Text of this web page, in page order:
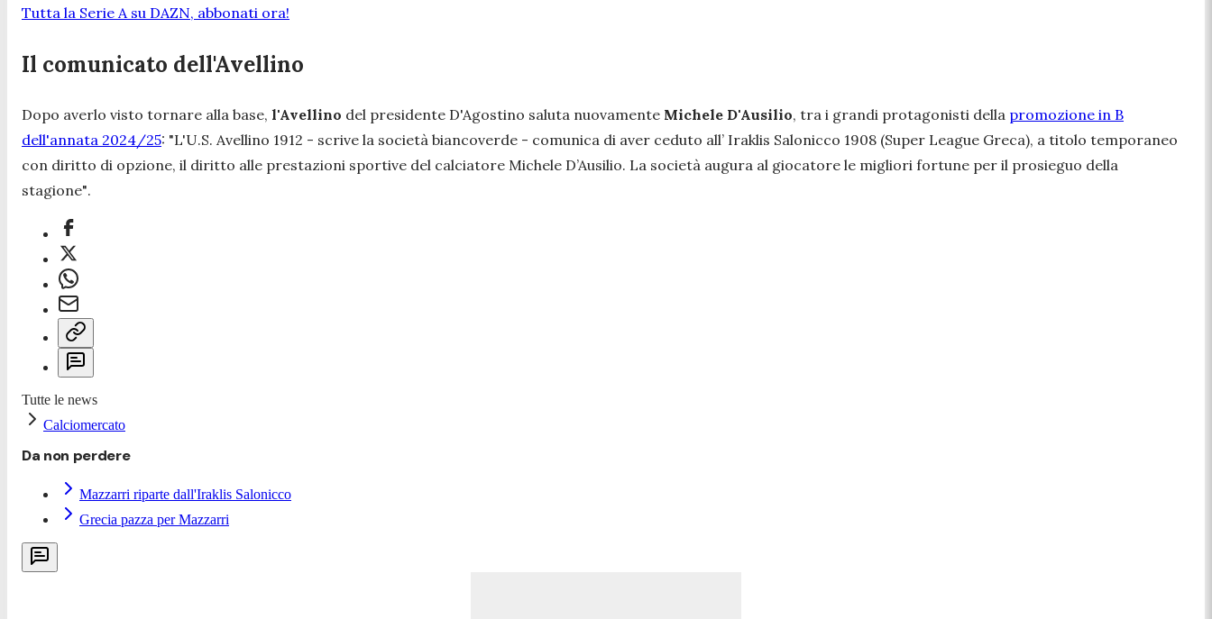
Tutta la Serie A su DAZN, abbonati ora!
Il comunicato dell'Avellino
Dopo averlo visto tornare alla base, l'Avellino del presidente D'Agostino saluta nuovamente Michele D'Ausilio, tra i grandi protagonisti della promozione in B
dell'annata 2024/25: "L'U.S. Avellino 1912 - scrive la società biancoverde - comunica di aver ceduto all’ Iraklis Salonicco 1908 (Super League Greca), a titolo temporaneo
con diritto di opzione, il diritto alle prestazioni sportive del calciatore Michele D’Ausilio. La società augura al giocatore le migliori fortune per il prosieguo della
stagione".
Tutte le news
Calciomercato
Da non perdere
Mazzarri riparte dall'Iraklis Salonicco
Grecia pazza per Mazzarri